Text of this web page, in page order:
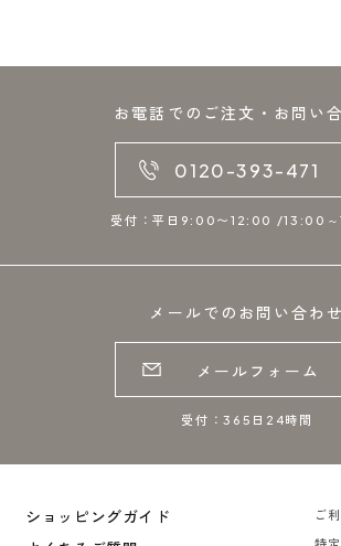
お電話でのご注文・お問い
0120-393-471
受付：平日9:00〜12:00 /13:00
メールでのお問い合わせ
メールフォーム
受付：365日24時間
ショッピングガイド
ご